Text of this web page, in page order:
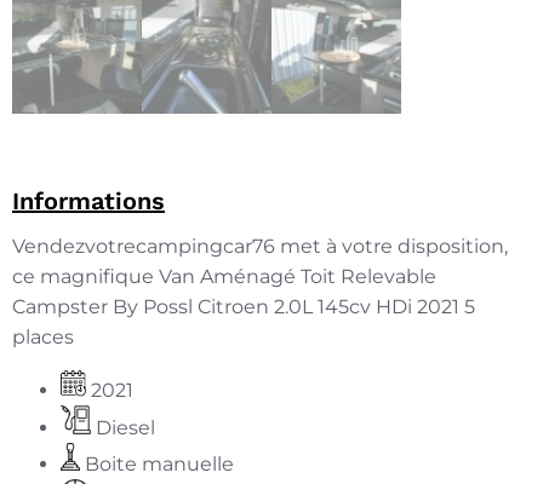
Informations
Vendezvotrecampingcar76 met à votre disposition,
ce magnifique Van Aménagé Toit Relevable
Campster By Possl Citroen 2.0L 145cv HDi 2021 5
places
2021
Diesel
Boite manuelle